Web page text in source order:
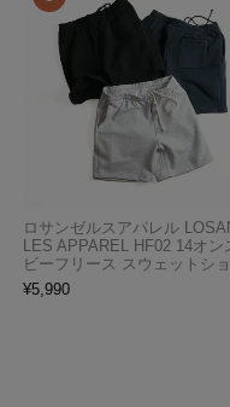
ロサンゼルスアパレル
LES APPAREL HF02 14オン
ビーフリース スウェットシ
¥5,990